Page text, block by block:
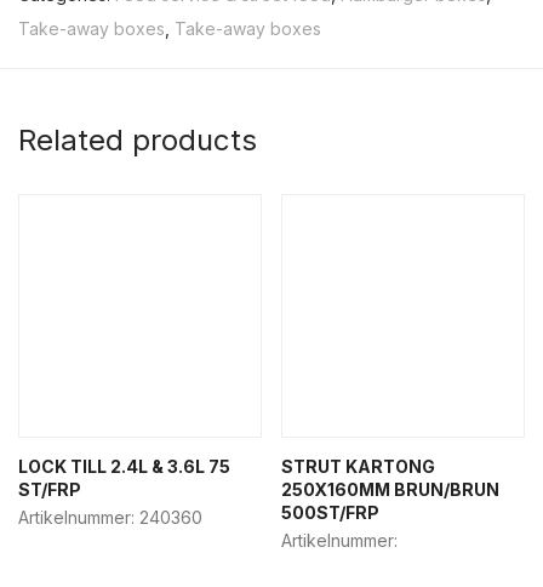
Take-away boxes Take-away boxes
Related products
LOCK TILL 2.4L & 3.6L 75
ST/FRP
Artikelnummer: 240360
STRUT KARTONG
250X160MM BRUN/BRUN
500ST/FRP
Artikelnummer: